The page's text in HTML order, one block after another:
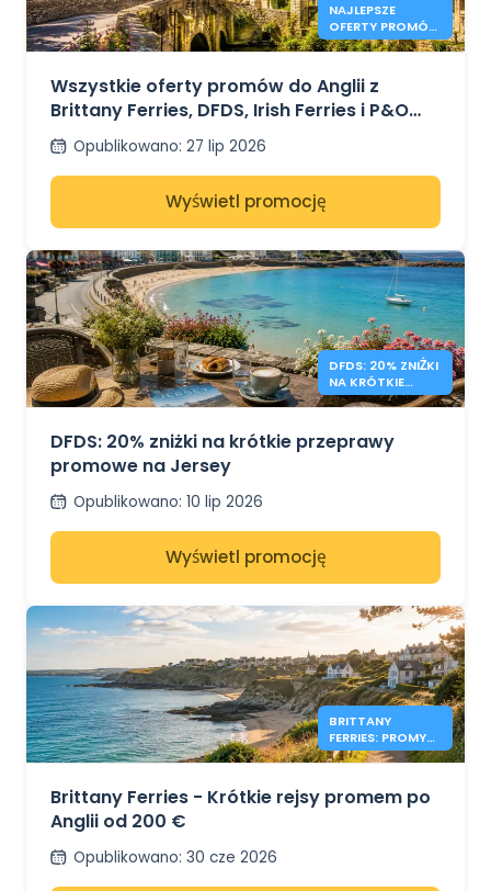
NAJLEPSZE
OFERTY PROMÓW
DO ANGLII W
Wszystkie oferty promów do Anglii z
Brittany Ferries, DFDS, Irish Ferries i P&O
Ferries – od 41€
Opublikowano: 27 lip 2026
Wyświetl promocję
DFDS: 20% ZNIŻKI
NA KRÓTKIE
POBYTY NA
DFDS: 20% zniżki na krótkie przeprawy
promowe na Jersey
Opublikowano: 10 lip 2026
Wyświetl promocję
BRITTANY
FERRIES: PROMY
DO ANGLII OD
Brittany Ferries - Krótkie rejsy promem po
Anglii od 200 €
Opublikowano: 30 cze 2026